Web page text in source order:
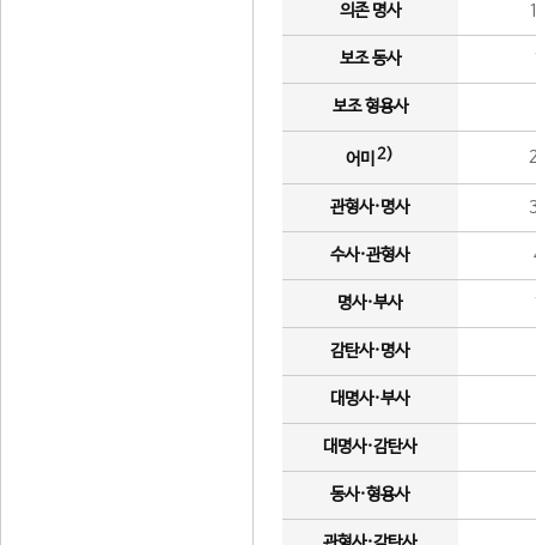
의존 명사
보조 동사
보조 형용사
어미 2)
관형사·명사
수사·관형사
명사·부사
감탄사·명사
대명사·부사
대명사·감탄사
동사·형용사